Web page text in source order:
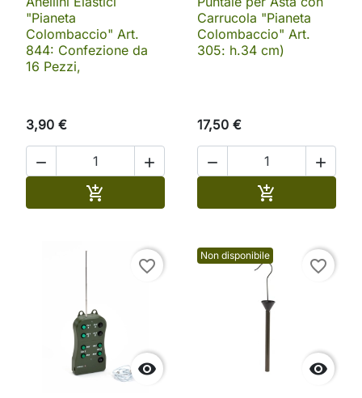
"Pianeta
Colombaccio" Art.
844: Confezione da
16 Pezzi,
3,90 €
 

Carrucola "Pianeta
Colombaccio" Art.
305: h.34 cm)
17,50 €
 


favorite_border
Non disponibile

favorite_border